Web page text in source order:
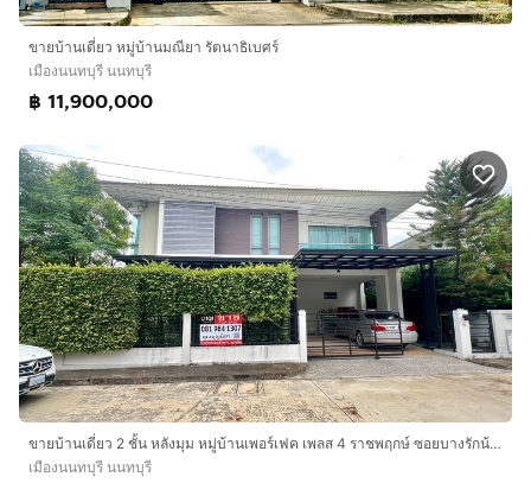
ขายบ้านเดี่ยว หมู่บ้านมณียา รัตนาธิเบศร์
เมืองนนทบุรี นนทบุรี
฿ 11,900,000
ขายบ้านเดี่ยว 2 ชั้น หลังมุม หมู่บ้านเพอร์เฟค เพลส 4 ราชพฤกษ์ ซอยบางรักน้อย 16 (LB73 – 001236)
เมืองนนทบุรี นนทบุรี